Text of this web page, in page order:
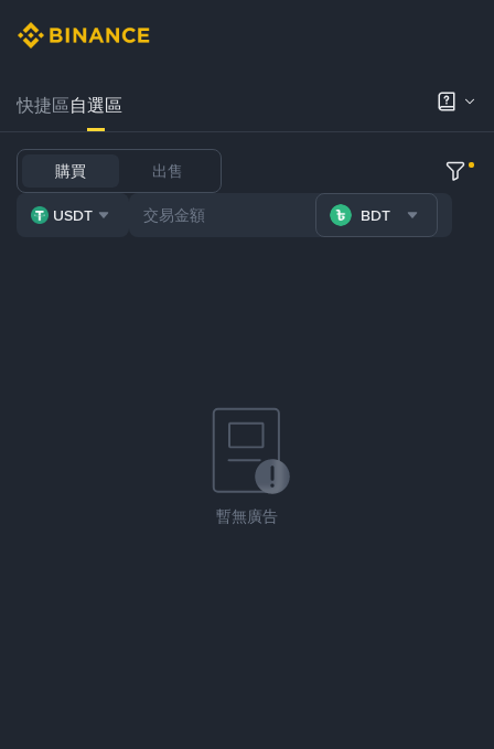
快捷區自選區
購買 出售
USDT BDT
暫無廣告